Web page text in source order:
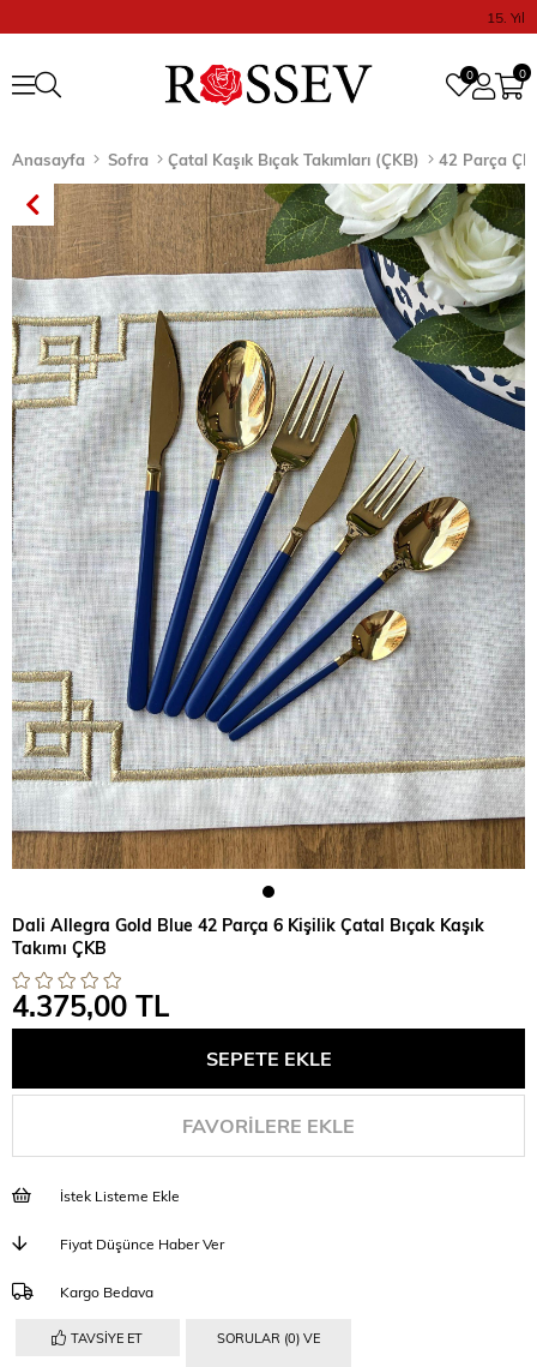
15. Yıl
0
0
Anasayfa Sofra Çatal Kaşık Bıçak Takımları (ÇKB) 42 Parça
Dali Allegra Gold Blue 42 Parça 6 Kişilik Çatal Bıçak Kaşık
Takımı ÇKB
4.375,00 TL
FAVORILERE EKLE
İstek Listeme Ekle
Fiyat Düşünce Haber Ver
Kargo Bedava
TAVSIYE ET SORULAR (0) VE